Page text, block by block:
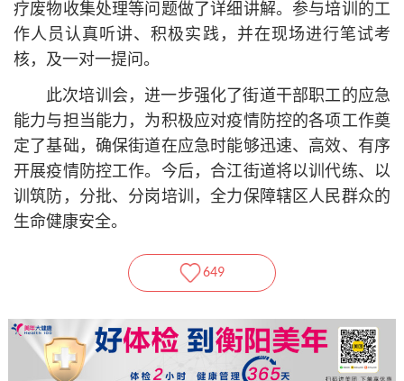
疗废物收集处理等问题做了详细讲解。参与培训的工
作人员认真听讲、积极实践，并在现场进行笔试考
核，及一对一提问。
此次培训会，进一步强化了街道干部职工的应急
能力与担当能力，为积极应对疫情防控的各项工作奠
定了基础，确保街道在应急时能够迅速、高效、有序
开展疫情防控工作。今后，合江街道将以训代练、以
训筑防，分批、分岗培训，全力保障辖区人民群众的
生命健康安全。
649